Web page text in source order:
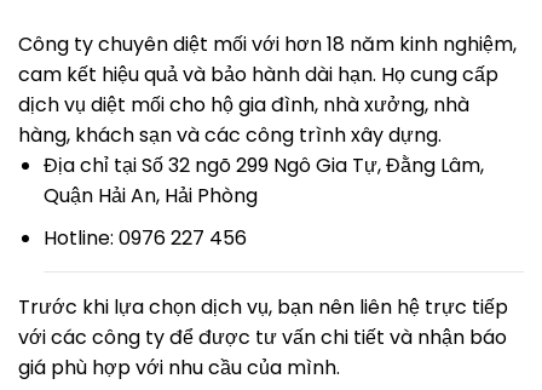
Công ty chuyên diệt mối với hơn 18 năm kinh nghiệm,
cam kết hiệu quả và bảo hành dài hạn. Họ cung cấp
dịch vụ diệt mối cho hộ gia đình, nhà xưởng, nhà
hàng, khách sạn và các công trình xây dựng.
Địa chỉ tại Số 32 ngõ 299 Ngô Gia Tự, Đằng Lâm,
Quận Hải An, Hải Phòng
Hotline: 0976 227 456
Trước khi lựa chọn dịch vụ, bạn nên liên hệ trực tiếp
với các công ty để được tư vấn chi tiết và nhận báo
giá phù hợp với nhu cầu của mình.